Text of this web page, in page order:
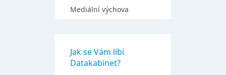
Mediální výchova
Jak se Vám líbí
Datakabinet?